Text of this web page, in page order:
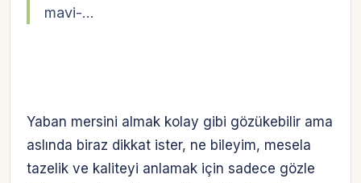
mavi-…
Yaban mersini almak kolay gibi gözükebilir ama
aslında biraz dikkat ister, ne bileyim, mesela
tazelik ve kaliteyi anlamak için sadece gözle